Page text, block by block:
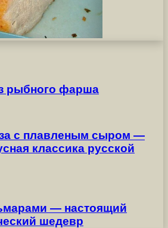
рыбного фарша
с плавленым сыром —
классика русской
— настоящий
шедевр